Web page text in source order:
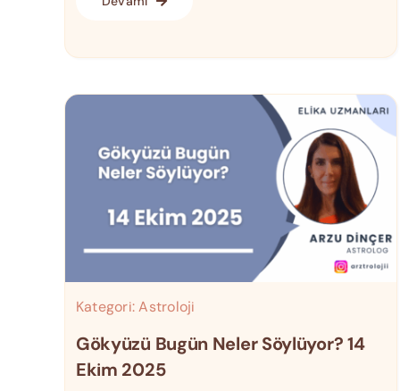
Kategori:Astroloji
Gökyüzü Bugün Neler Söylüyor? 14
Ekim 2025